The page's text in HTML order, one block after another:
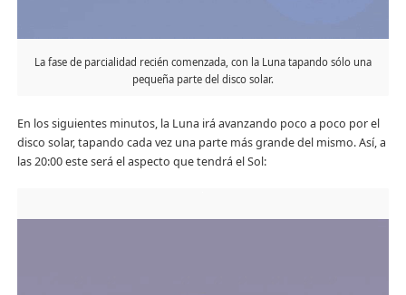
La fase de parcialidad recién comenzada, con la Luna tapando sólo una
pequeña parte del disco solar.
En los siguientes minutos, la Luna irá avanzando poco a poco por el
disco solar, tapando cada vez una parte más grande del mismo. Así, a
las 20:00 este será el aspecto que tendrá el Sol: